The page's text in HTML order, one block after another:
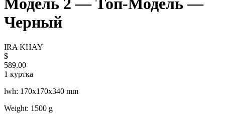
Модель 2 — Топ-Модель —
Черный
IRA KHAY
$
589.00
1 куртка
lwh: 170x170x340 mm
Weight: 1500 g